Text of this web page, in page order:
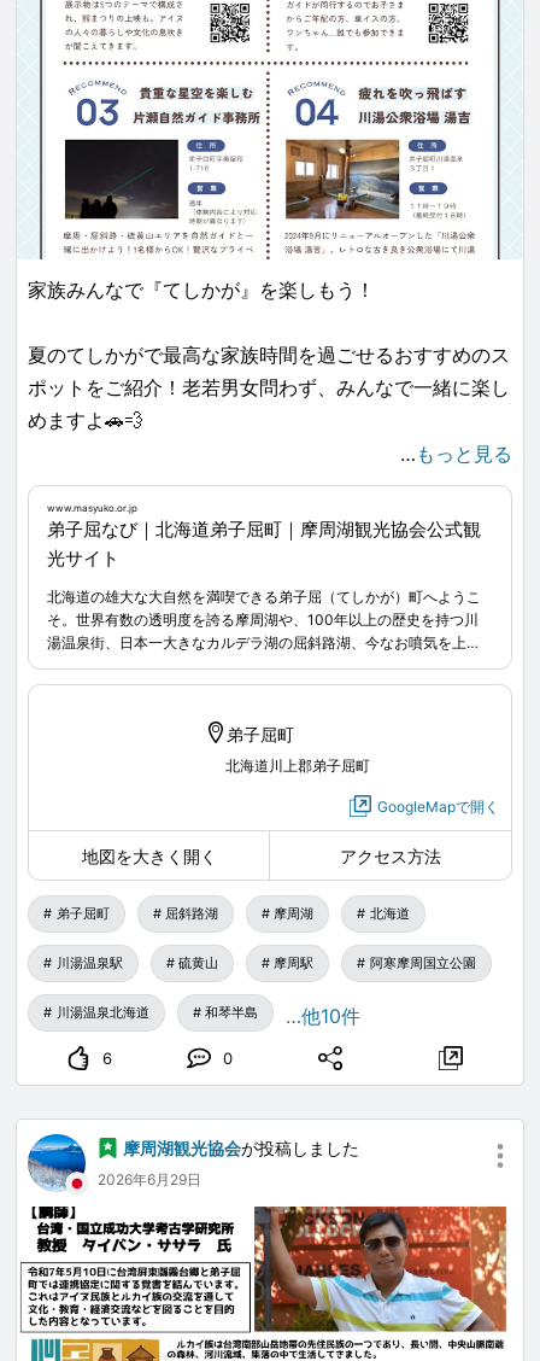
家族みんなで『てしかが』を楽しもう！
夏のてしかがで最高な家族時間を過ごせるおすすめのス
ポットをご紹介！老若男女問わず、みんなで一緒に楽し
めますよ🚗💨
___
01 屈斜路コタン アイヌ民族資料館
きます👀📝
02 屈斜路ecoツアーズ
みーんな一緒にカヌーに乗り、自然を堪能することがで
03 片瀬自然ガイド事務所
てしかがの大自然をプライベートガイドと一緒に楽しむ
ことができます！夜空の星を解説してくれるプラン等も
あります⋆⋆✶☆.。.:*・゜ 🔭
04 川湯公衆浴場 湯吉
レトロな古き良き公衆浴場。あっついお湯に浸かって、
身も心もリフレッシュ♨️
各おすすめに記載されているQR画像から、弟子屈なび
のページに直接飛ぶことが出来るので、詳細をご覧にな
りたい方は、弟子屈なびをご覧ください✨
もちろん！弟子屈には今回ご紹介するお出かけ先以外に
もたくさんのアクティビティがあるので、少しずつご紹
… もっと見る
www.masyuko.or.jp
弟子屈なび｜北海道弟子屈町｜摩周湖観光協会公式観
光サイト
北海道の雄大な大自然を満喫できる弟子屈（てしかが）町へようこ
そ。世界有数の透明度を誇る摩周湖や、100年以上の歴史を持つ川
湯温泉街、日本一大きなカルデラ湖の屈斜路湖、今なお噴気を上げ
る硫黄山など魅力的な大自然が広がっています。オールシーズン楽
しめる弟子屈で素晴らしい思い出を作りましょう。
弟子屈町
北海道川上郡弟子屈町
GoogleMapで開く
地図を大きく開く アクセス方法
弟子屈町 屈斜路湖 摩周湖 北海道
川湯温泉駅 硫黄山 摩周駅 阿寒摩周国立公園
川湯温泉北海道 和琴半島 …他10件
6 0
摩周湖観光協会が投稿しました
2026年6月29日